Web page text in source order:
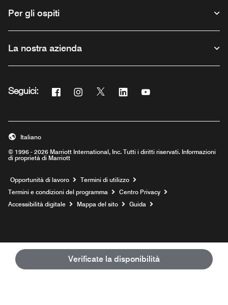
Verificate la disponibilità
Per gli ospiti
La nostra azienda
Seguici: Facebook
Opens a new window
Instagram
Opens a new window
Twitter
Opens a new window
Linkedin
Opens a new window
Opens a new window
© 1996 - 2026 Marriott International, Inc. Tutti i diritti riservati. Informazioni
di proprietà di Marriott
Italiano
Opportunità di lavoro Opens a new window
Termini di utilizzo
Termini e condizioni del programma
Centro Privacy
Accessibilità digitale
Mappa del sito Guida